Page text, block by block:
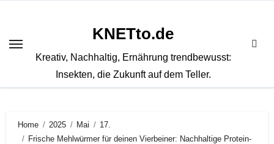
springen
KNETto.de
Kreativ, Nachhaltig, Ernährung trendbewusst:
Insekten, die Zukunft auf dem Teller.
Home 2025 Mai
17.
Frische Mehlwürmer für deinen Vierbeiner: Nachhaltige Protein-